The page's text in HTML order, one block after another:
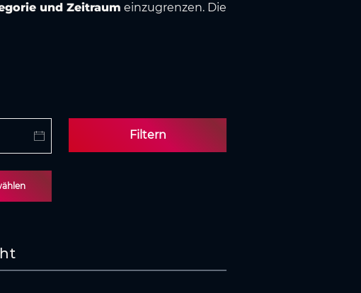
und Zeitraum einzugrenzen. Die
Filtern